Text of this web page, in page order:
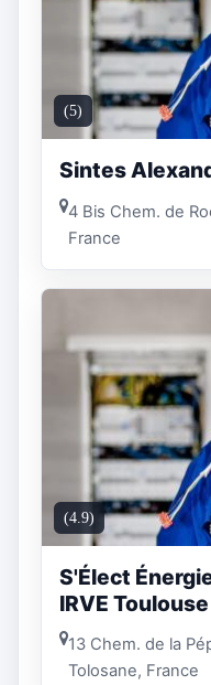
(5)
Sintes
4 Bis Chem. de
France
(4.9)
S'Élect
IRVE Toulouse
13 Chem. de la
Tolosane, France